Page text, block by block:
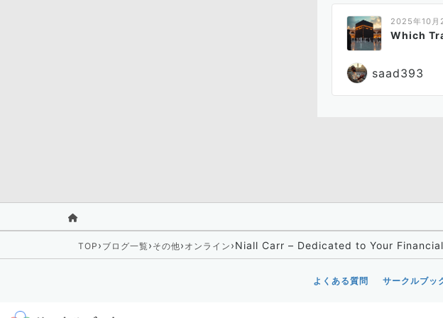
2025年10
Which
saad393
TOP › ブログ一覧› その他› オンライン ›Niall Carr – Dedicated to Your
よくある質問 サークルブッ